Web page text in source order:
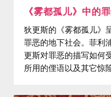
《雾都孤儿》中的
狄更斯的《雾都孤儿》
罪恶的地下社会。菲利
更斯对罪恶的描写如何
所用的俚语以及其它惊